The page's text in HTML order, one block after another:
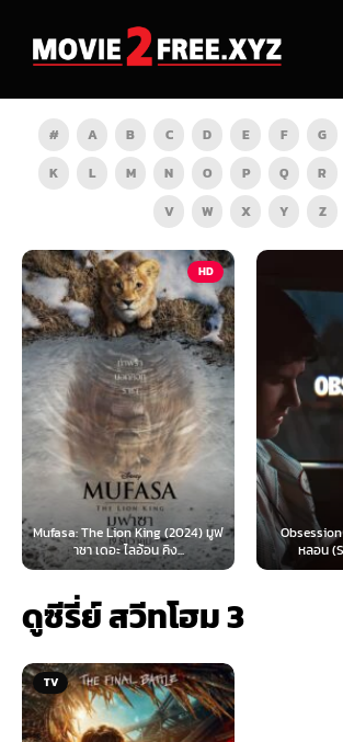
# A B C D E F G
K
L M N O P Q R
V
W X Y Z
HD
Lion King (2024) มูฟ
อะ ไลอ้อน คิง...
Obsession (2026) สาปรักคลั่ง
หลอน (SoundTrack) 1X
ดูซีรี่ย์ สวีทโฮม 3
TV